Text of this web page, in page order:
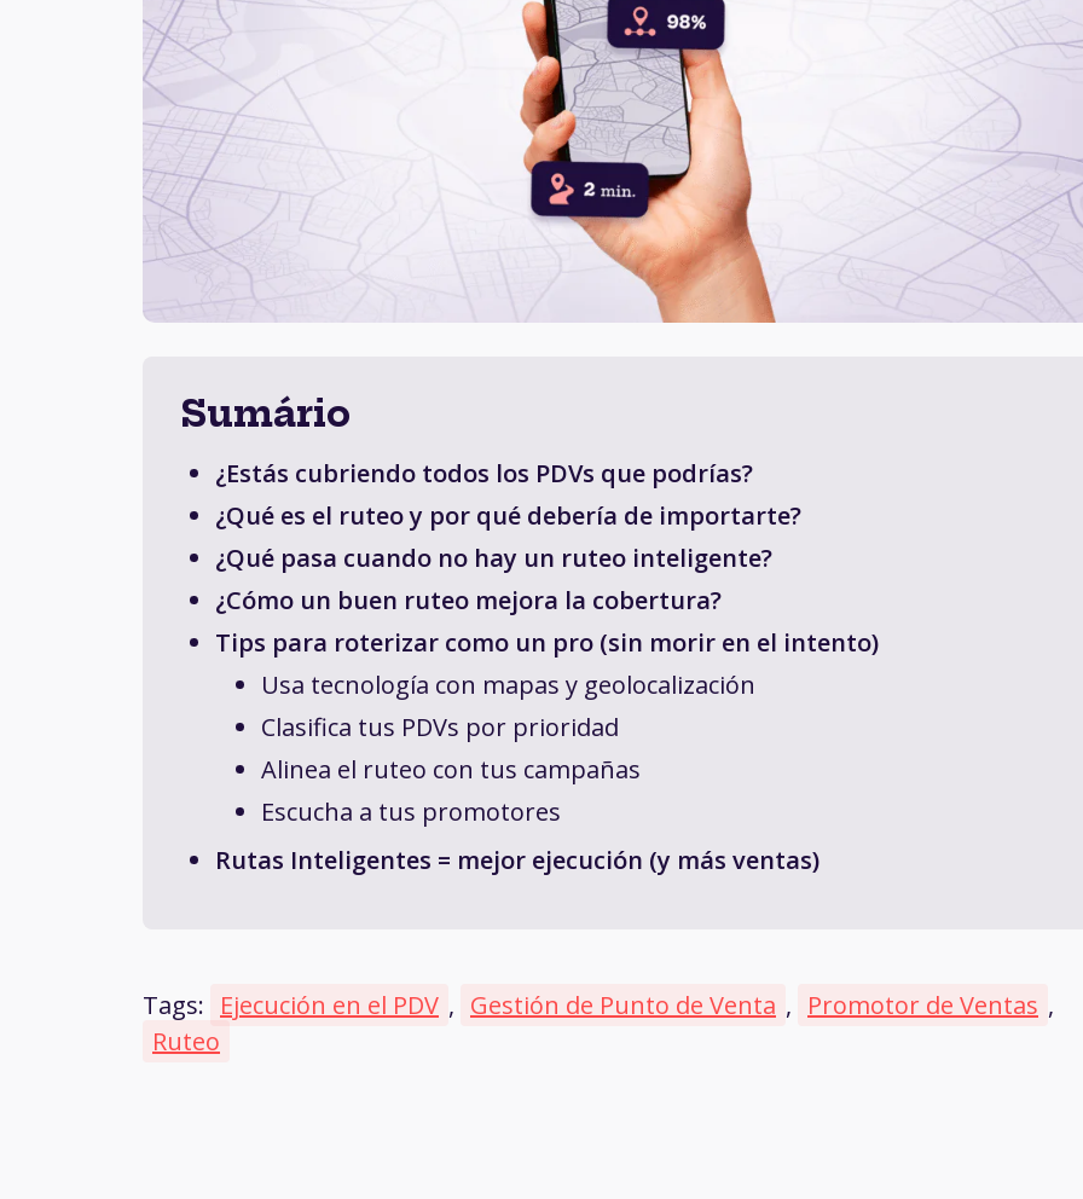
Sumário
¿Estás cubriendo todos los PDVs que podrías?
¿Qué es el ruteo y por qué debería de importarte?
¿Qué pasa cuando no hay un ruteo inteligente?
¿Cómo un buen ruteo mejora la cobertura?
Tips para roterizar como un pro (sin morir en el intento)
Usa tecnología con mapas y geolocalización
Clasifica tus PDVs por prioridad
Alinea el ruteo con tus campañas
Escucha a tus promotores
Rutas Inteligentes = mejor ejecución (y más ventas)
Tags: Ejecución en el PDV , Gestión de Punto de Venta , Promotor de Ventas ,
Ruteo